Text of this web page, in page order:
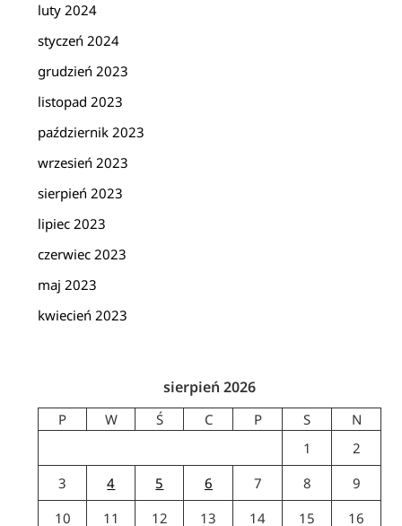
luty 2024
styczeń 2024
grudzień 2023
listopad 2023
październik 2023
wrzesień 2023
sierpień 2023
lipiec 2023
czerwiec 2023
maj 2023
kwiecień 2023
sierpień 2026
P W Ś C P S
N
1
2
3
4 5 6 7 8
9
10
11 12 13 14 15 16